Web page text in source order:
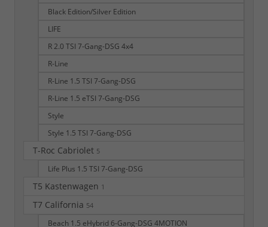
Black Edition/Silver Edition
LIFE
R 2.0 TSI 7-Gang-DSG 4x4
R-Line
R-Line 1.5 TSI 7-Gang-DSG
R-Line 1.5 eTSI 7-Gang-DSG
Style
Style 1.5 TSI 7-Gang-DSG
T-Roc Cabriolet 5
Life Plus 1.5 TSI 7-Gang-DSG
T5 Kastenwagen 1
T7 California 54
Beach 1.5 eHybrid 6-Gang-DSG 4MOTION